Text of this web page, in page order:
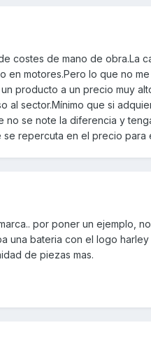
costes de mano de obra.La
en motores.Pero lo que no
producto a un precio muy
al sector.Mínimo que si
no se note la diferencia y
repercuta en el precio para
por poner un ejemplo,
una bateria con el logo
de piezas mas.